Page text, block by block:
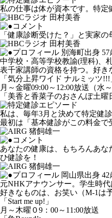
私の仕事は体が資本です。特定
「健康診断受けた？」と実家
別海町出身 57
中学校・高等学校教諭(理科)、
表千家講師の資格を持つ。好き
「気分上昇ワイド ナルミッツ!!!
月～金曜09:00～12:00放送（水
「美香と香菜子のおさんぽ土曜
私は、毎年3月と決めて特定健
最初は「基本健診がこの料金で
あなたの健康は、もちろんあ
ひ健診を！
岡山県出身 42
元NHKアナウンサー。学生時
好きなものは、お笑い（M-1は
「Start me up!」
月～木曜０9：00～11:00放送